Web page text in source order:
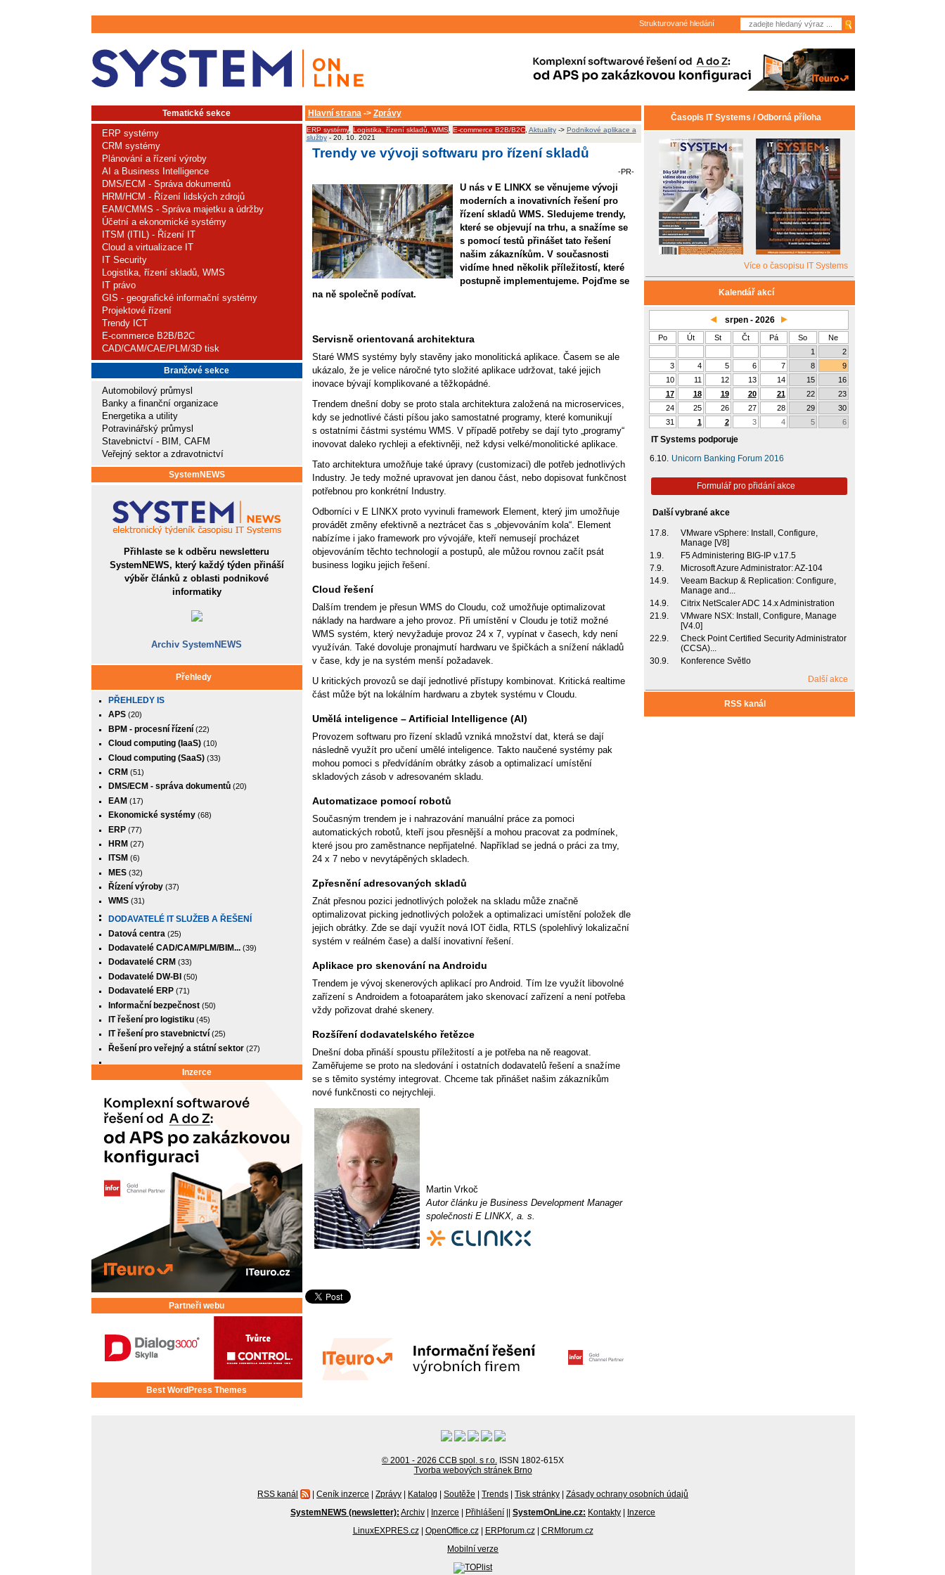
Strukturované hledání
Tematické sekce
ERP systémy
CRM systémy
Plánování a řízení výroby
AI a Business Intelligence
DMS/ECM - Správa dokumentů
HRM/HCM - Řízení lidských zdrojů
EAM/CMMS - Správa majetku a údržby
Účetní a ekonomické systémy
ITSM (ITIL) - Řízení IT
Cloud a virtualizace IT
IT Security
Logistika, řízení skladů, WMS
IT právo
GIS - geografické informační systémy
Projektové řízení
Trendy ICT
E-commerce B2B/B2C
CAD/CAM/CAE/PLM/3D tisk
Branžové sekce
Automobilový průmysl
Banky a finanční organizace
Energetika a utility
Potravinářský průmysl
Stavebnictví - BIM, CAFM
Veřejný sektor a zdravotnictví
SystemNEWS
Přihlaste se k odběru newsletteru
SystemNEWS, který každý týden přináší
výběr článků z oblasti podnikové
informatiky
Archiv SystemNEWS
Přehledy
PŘEHLEDY IS
APS(20)
BPM - procesní řízení(22)
Cloud computing (IaaS)(10)
Cloud computing (SaaS)(33)
CRM (51)
DMS/ECM - správa dokumentů(20)
EAM (17)
Ekonomické systémy(68)
ERP(77)
HRM (27)
ITSM (6)
MES(32)
Řízení výroby(37)
WMS(31)
DODAVATELÉ IT SLUŽEB A ŘEŠENÍ
Datová centra (25)
Dodavatelé CAD/CAM/PLM/BIM...(39)
Dodavatelé CRM (33)
Dodavatelé DW-BI (50)
Dodavatelé ERP(71)
Informační bezpečnost(50)
IT řešení pro logistiku(45)
IT řešení pro stavebnictví(25)
Řešení pro veřejný a státní sektor(27)
Inzerce
Partneři webu
Best WordPress Themes
Hlavní strana-> Zprávy
ERP systémy, Logistika, řízení skladů, WMS, E-commerce B2B/B2C, Aktuality-> Podnikové aplikace a
služby- 20. 10. 2021
Trendy ve vývoji softwaru pro řízení skladů
-PR-
U nás v E LINKX se věnujeme vývoji
moderních a inovativních řešení pro
řízení skladů WMS. Sledujeme trendy,
které se objevují na trhu, a snažíme se
s pomocí testů přinášet tato řešení
našim zákazníkům. V současnosti
vidíme hned několik příležitostí, které
postupně implementujeme. Pojďme se
na ně společně podívat.
Servisně orientovaná architektura
Staré WMS systémy byly stavěny jako monolitická aplikace. Časem se ale
ukázalo, že je velice náročné tyto složité aplikace udržovat, také jejich
inovace bývají komplikované a těžkopádné.
Trendem dnešní doby se proto stala architektura založená na microservices,
kdy se jednotlivé části píšou jako samostatné programy, které komunikují
s ostatními částmi systému WMS. V případě potřeby se dají tyto „programy“
inovovat daleko rychleji a efektivněji, než kdysi velké/monolitické aplikace.
Tato architektura umožňuje také úpravy (customizaci) dle potřeb jednotlivých
Industry. Je tedy možné upravovat jen danou část, nebo dopisovat funkčnost
potřebnou pro konkrétní Industry.
Odborníci v E LINKX proto vyvinuli framework Element, který jim umožňuje
provádět změny efektivně a neztrácet čas s „objevováním kola“. Element
nabízíme i jako framework pro vývojáře, kteří nemusejí procházet
objevováním těchto technologií a postupů, ale můžou rovnou začít psát
business logiku jejich řešení.
Cloud řešení
Dalším trendem je přesun WMS do Cloudu, což umožňuje optimalizovat
náklady na hardware a jeho provoz. Při umístění v Cloudu je totiž možné
WMS systém, který nevyžaduje provoz 24 x 7, vypínat v časech, kdy není
využíván. Také dovoluje pronajmutí hardwaru ve špičkách a snížení nákladů
v čase, kdy je na systém menší požadavek.
U kritických provozů se dají jednotlivé přístupy kombinovat. Kritická realtime
část může být na lokálním hardwaru a zbytek systému v Cloudu.
Umělá inteligence – Artificial Intelligence (AI)
Provozem softwaru pro řízení skladů vzniká množství dat, která se dají
následně využít pro učení umělé inteligence. Takto naučené systémy pak
mohou pomoci s předvídáním obrátky zásob a optimalizací umístění
skladových zásob v adresovaném skladu.
Automatizace pomocí robotů
Současným trendem je i nahrazování manuální práce za pomoci
automatických robotů, kteří jsou přesnější a mohou pracovat za podmínek,
které jsou pro zaměstnance nepřijatelné. Například se jedná o práci za tmy,
24 x 7 nebo v nevytápěných skladech.
Zpřesnění adresovaných skladů
Znát přesnou pozici jednotlivých položek na skladu může značně
optimalizovat picking jednotlivých položek a optimalizaci umístění položek dle
jejich obrátky. Zde se dají využít nová IOT čidla, RTLS (spolehlivý lokalizační
systém v reálném čase) a další inovativní řešení.
Aplikace pro skenování na Androidu
Trendem je vývoj skenerových aplikací pro Android. Tím lze využít libovolné
zařízení s Androidem a fotoaparátem jako skenovací zařízení a není potřeba
vždy pořizovat drahé skenery.
Rozšíření dodavatelského řetězce
Dnešní doba přináší spoustu příležitostí a je potřeba na ně reagovat.
Zaměřujeme se proto na sledování i ostatních dodavatelů řešení a snažíme
se s těmito systémy integrovat. Chceme tak přinášet našim zákazníkům
nové funkčnosti co nejrychleji.
Martin Vrkoč
Autor článku je Business Development Manager
společnosti E LINKX, a. s.
Časopis IT Systems / Odborná příloha
Více o časopisu IT Systems
Kalendář akcí
srpen - 2026
Po Út St Čt Pá So
Ne
1
2
3
4 5 6 7 8
9
10
11 12 13 14 15
16
17
18 19 20 21 22
23
24
25 26 27 28 29
30
31
1 2 3 4 5 6
IT Systems podporuje
6.10. Unicorn Banking Forum 2016
Formulář pro přidání akce
Další vybrané akce
17.8.
VMware vSphere: Install, Configure,
Manage [V8]
1.9.
F5 Administering BIG-IP v.17.5
7.9.
Microsoft Azure Administrator: AZ-104
14.9.
Veeam Backup & Replication: Configure,
Manage and...
14.9.
Citrix NetScaler ADC 14.x Administration
21.9.
VMware NSX: Install, Configure, Manage
[V4.0]
22.9.
Check Point Certified Security Administrator
(CCSA)...
30.9.
Konference Světlo
Další akce
RSS kanál
© 2001 - 2026 CCB spol. s r.o. ISSN 1802-615X
Tvorba webových stránek Brno
RSS kanál | Ceník inzerce | Zprávy | Katalog | Soutěže | Trends | Tisk stránky | Zásady ochrany osobních údajů
SystemNEWS (newsletter): Archiv | Inzerce | Přihlášení || SystemOnLine.cz: Kontakty | Inzerce
LinuxEXPRES.cz | OpenOffice.cz | ERPforum.cz | CRMforum.cz
Mobilní verze